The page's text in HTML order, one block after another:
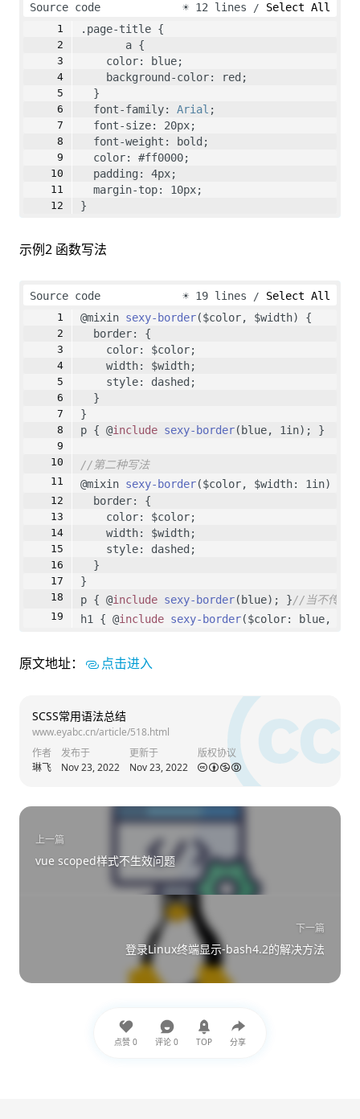
Source code ☀ 12 lines
Select All
.page-title {
       a {
    color: blue;
    background-color: red;
  }
  font-family:
Arial ;
  font-size: 20px;
  font-weight: bold;
  color: #ff0000;
  padding: 4px;
  margin-top: 10px;
}
示例2 函数写法
Source code ☀ 19 lines
Select All
@mixin sexy-border($color, $width) {
  border: {
    color: $color;
    width: $width;
    style: dashed;
  }
}
p { @include sexy-border(blue, 1in); }
//第二种写法
@mixin sexy-border($color, $width: 1in) {
  border: {
    color: $color;
    width: $width;
    style: dashed;
  }
}
p { @include sexy-border(blue); }//当不传递
h1 { @include sexy-border($color: blue,
原文地址： 点击进入
SCSS常用语法总结
www.eyabc.cn/article/518.html
作者
琳飞
发布于
Nov 23, 2022
更新于
Nov 23, 2022
版权协议
上一篇
vue scoped样式不生效问题
下一篇
登录Linux终端显示-bash4.2的解决方法
点赞 0 评论 0 TOP 分享